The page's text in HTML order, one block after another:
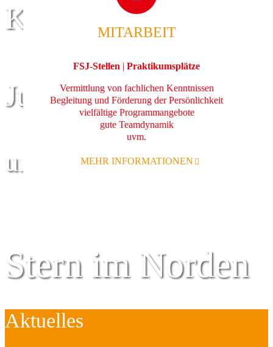
Kinder
Jugend
und Familie
Stern im Norden
MITARBEIT
FSJ-Stellen | Praktikumsplätze
Vermittlung von fachlichen Kenntnissen
Begleitung und Förderung der Persönlichkeit
vielfältige Programmangebote
gute Teamdynamik
uvm.
MEHR INFORMATIONEN
Aktuelles